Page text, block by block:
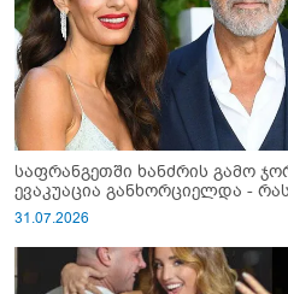
საფრანგეთში ხანძრის გამო
ევაკუაცია განხორციელდა -
31.07.2026